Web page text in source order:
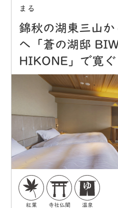
まる
錦秋の湖東三山
へ「蒼の湖邸
HIKONE」で寛ぐ
紅葉 寺社仏閣 温泉